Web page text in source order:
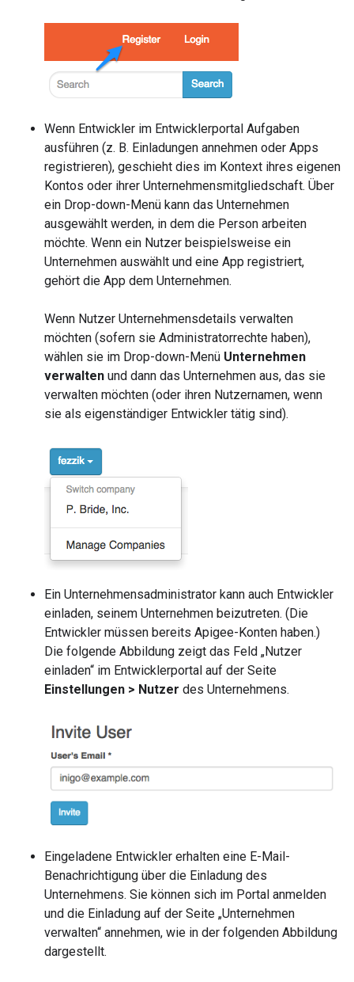
Wenn Entwickler im Entwicklerportal Aufgaben
ausführen (z. B. Einladungen annehmen oder Apps
registrieren), geschieht dies im Kontext ihres eigenen
Kontos oder ihrer Unternehmensmitgliedschaft. Über
ein Drop-down-Menü kann das Unternehmen
ausgewählt werden, in dem die Person arbeiten
möchte. Wenn ein Nutzer beispielsweise ein
Unternehmen auswählt und eine App registriert,
gehört die App dem Unternehmen.
Wenn Nutzer Unternehmensdetails verwalten
möchten (sofern sie Administratorrechte haben),
wählen sie im Drop-down-Menü Unternehmen
verwalten und dann das Unternehmen aus, das sie
verwalten möchten (oder ihren Nutzernamen, wenn
sie als eigenständiger Entwickler tätig sind).
Ein Unternehmensadministrator kann auch Entwickler
einladen, seinem Unternehmen beizutreten. (Die
Entwickler müssen bereits Apigee-Konten haben.)
Die folgende Abbildung zeigt das Feld „Nutzer
einladen“ im Entwicklerportal auf der Seite
Einstellungen > Nutzer des Unternehmens.
Eingeladene Entwickler erhalten eine E-Mail-
Benachrichtigung über die Einladung des
Unternehmens. Sie können sich im Portal anmelden
und die Einladung auf der Seite „Unternehmen
verwalten“ annehmen, wie in der folgenden Abbildung
dargestellt.